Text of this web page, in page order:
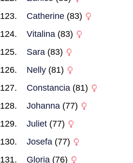
Catherine (83)
Vitalina (83)
Sara (83)
Nelly (81)
Constancia (81)
Johanna (77)
Juliet (77)
Josefa (77)
Gloria (76)